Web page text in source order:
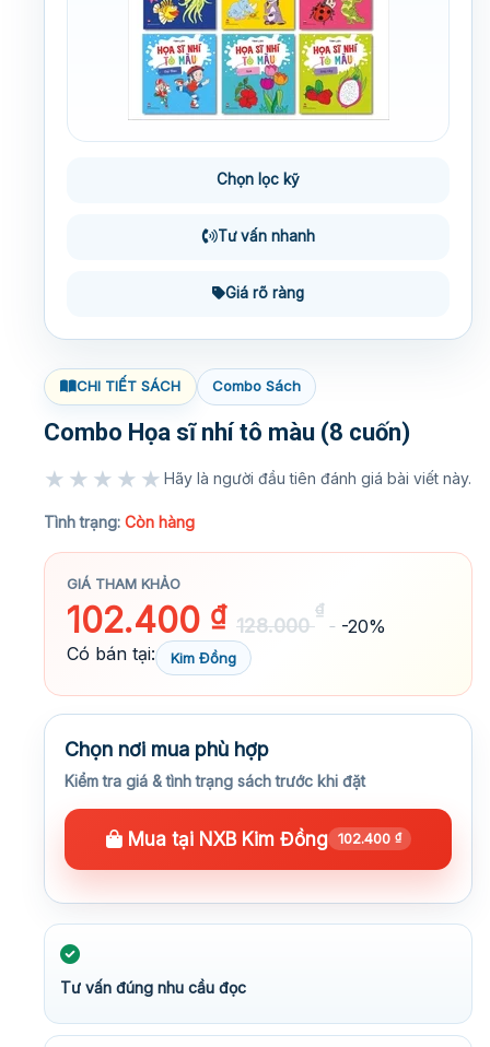
Chọn lọc kỹ
Tư vấn nhanh
Giá rõ ràng
CHI TIẾT SÁCH Combo Sách
Combo Họa sĩ nhí tô màu (8 cuốn)
★★★★★ Hãy là người đầu tiên đánh giá bài viết này.
Tình trạng: Còn hàng
GIÁ THAM KHẢO
102.400 ₫ 128.000
₫
-20%
Có bán tại:
Kim Đồng
Chọn nơi mua phù hợp
Kiểm tra giá & tình trạng sách trước khi đặt
Mua tại NXB Kim Đồng 102.400 ₫
Tư vấn đúng nhu cầu đọc